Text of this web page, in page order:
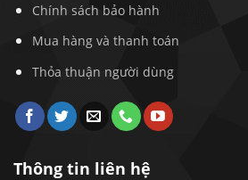
Chính sách bảo hành
Mua hàng và thanh toán
Thỏa thuận người dùng
Thông tin liên hệ